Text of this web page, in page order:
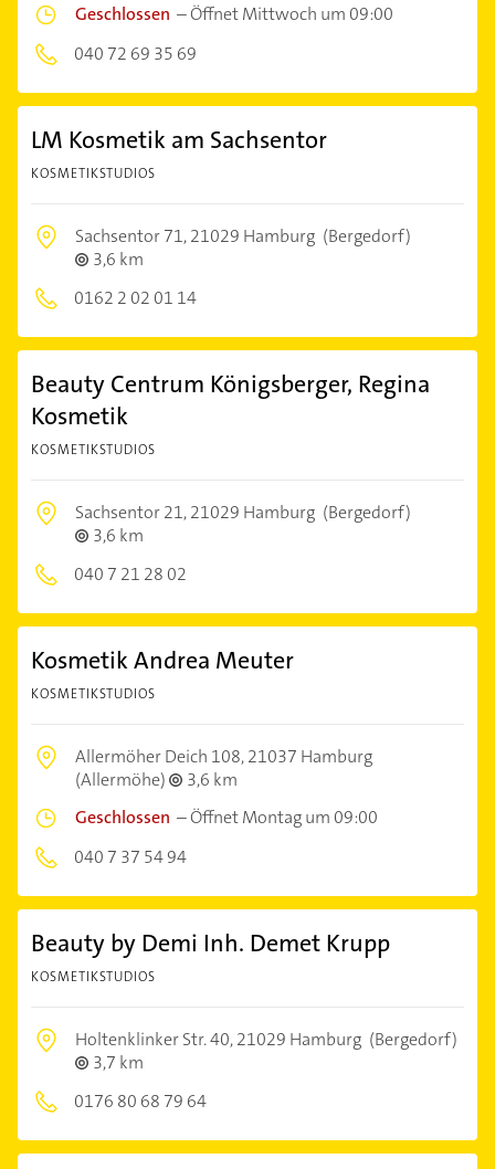
Geschlossen –Öffnet Mittwoch um 09:00
040 72 69 35 69
LM Kosmetik am Sachsentor
KOSMETIKSTUDIOS
Sachsentor 71,21029 Hamburg (Bergedorf)
3,6 km
0162 2 02 01 14
Beauty Centrum Königsberger, Regina
Kosmetik
KOSMETIKSTUDIOS
Sachsentor 21,21029 Hamburg (Bergedorf)
3,6 km
040 7 21 28 02
Kosmetik Andrea Meuter
KOSMETIKSTUDIOS
Allermöher Deich 108,21037 Hamburg
(Allermöhe)
3,6 km
Geschlossen –Öffnet Montag um 09:00
040 7 37 54 94
Beauty by Demi Inh. Demet Krupp
KOSMETIKSTUDIOS
Holtenklinker Str. 40,21029 Hamburg (Bergedorf)
3,7 km
0176 80 68 79 64